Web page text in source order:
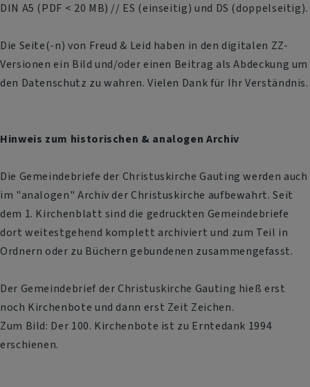
DIN A5 (PDF < 20 MB) // ES (einseitig) und DS (doppelseitig).
Die Seite(-n) von Freud & Leid haben in den digitalen ZZ-
Versionen ein Bild und/oder einen Beitrag als Abdeckung um
den Datenschutz zu wahren. Vielen Dank für Ihr Verständnis.
Hinweis zum historischen & analogen Archiv
Die Gemeindebriefe der Christuskirche Gauting werden auch
im "analogen" Archiv der Christuskirche aufbewahrt. Seit
dem 1. Kirchenblatt sind die gedruckten Gemeindebriefe
dort weitestgehend komplett archiviert und zum Teil in
Ordnern oder zu Büchern gebundenen zusammengefasst.
Der Gemeindebrief der Christuskirche Gauting hieß erst
noch Kirchenbote und dann erst Zeit Zeichen.
Zum Bild: Der 100. Kirchenbote ist zu Erntedank 1994
erschienen.